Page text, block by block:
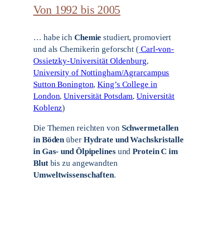
Von 1992 bis 2005
… habe ich Chemie studiert, promoviert
und als Chemikerin geforscht ( Carl-von-
Ossietzky-Universität Oldenburg,
University of Nottingham/Agrarcampus
Sutton Bonington,King’s College in
London,Universität Potsdam,Universität
Koblenz)
Die Themen reichten von Schwermetallen
in Bödenüber Hydrate und Wachskristalle
in Gas- und ÖlpipelinesundProtein C im
Blutbis zu angewandten
Umweltwissenschaften.